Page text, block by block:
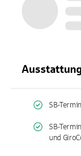
Ausstattung
SB-
SB-
und